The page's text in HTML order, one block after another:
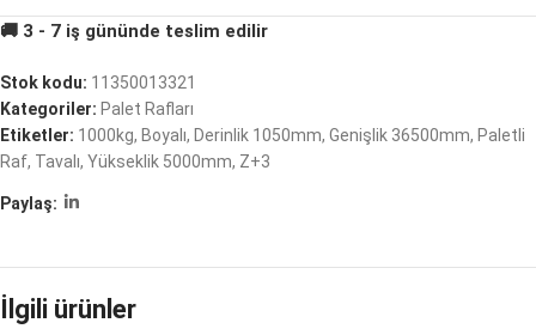
Stok kodu: 11350013321
Kategoriler: Palet Rafları
Etiketler: 1000kg, Boyalı, Derinlik 1050mm, Genişlik 36500mm, Paletli
Raf, Tavalı, Yükseklik 5000mm, Z+3
Paylaş:
İlgili ürünler